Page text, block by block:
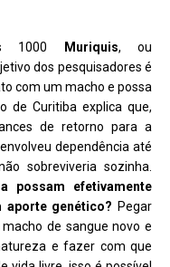
1000 Muriquis, ou
dos pesquisadores é
com um macho e possa
de Curitiba explica que,
de retorno para a
dependência até
sobreviveria sozinha.
possam efetivamente
aporte genético? Pegar
de sangue novo e
e fazer com que